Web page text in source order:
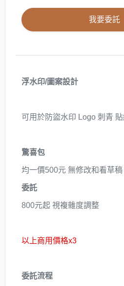
我要委託
浮水印/圖案設計
可用於防盜水印 Logo 刺青
驚喜包
均一價500元 無修改和看草稿
委託
800元起 視複雜度調整
以上商用價格x3
委託流程